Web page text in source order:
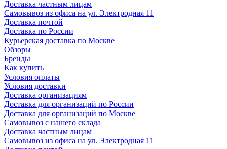
Доставка частным лицам
Самовывоз из офиса на ул. Электродная 11
Доставка почтой
Доставка по России
Курьерская доставка по Москве
Обзоры
Бренды
Как купить
Условия оплаты
Условия доставки
Доставка организациям
Доставка для организаций по России
Доставка для организаций по Москве
Самовывоз с нашего склада
Доставка частным лицам
Самовывоз из офиса на ул. Электродная 11